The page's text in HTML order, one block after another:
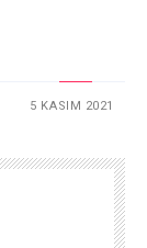
5 KASIM 2021